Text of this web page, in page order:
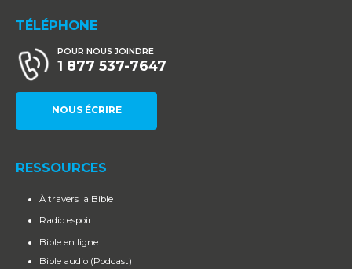
TÉLÉPHONE
POUR NOUS JOINDRE
1 877 537-7647
NOUS ÉCRIRE
RESSOURCES
À travers la Bible
Radio espoir
Bible en ligne
Bible audio (Podcast)